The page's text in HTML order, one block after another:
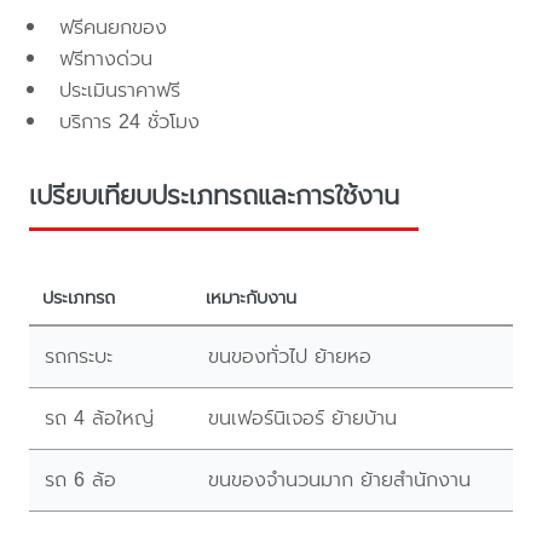
ฟรีคนยกของ
ฟรีทางด่วน
ประเมินราคาฟรี
บริการ 24 ชั่วโมง
เปรียบเทียบประเภทรถและการใช้งาน
ประเภทรถ เหมาะกับงาน
รถกระบะ ขนของทั่วไป ย้ายหอ
รถ 4 ล้อใหญ่ ขนเฟอร์นิเจอร์ ย้ายบ้าน
รถ 6 ล้อ ขนของจำนวนมาก ย้ายสำนักงาน